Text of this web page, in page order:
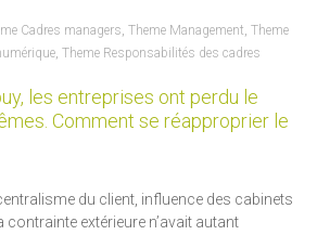
Cadres managers, Theme Management, Theme
, Theme Responsabilités des cadres
les entreprises ont perdu le
Comment se réapproprier le
du client, influence des cabinets
extérieure n’avait autant